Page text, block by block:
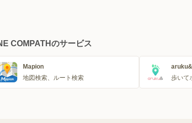
COMPATHのサービス
Mapion
地図検索、ルート検索
aruku&
歩いて